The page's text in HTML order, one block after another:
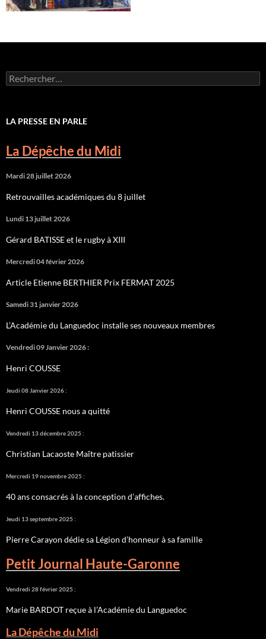
Rechercher :
LA PRESSE EN PARLE
La Dépêche du Midi
Mardi 28 juillet 2026
Retrouvailles académiques du 8 juillet
Lundi 13 juillet 2026
Gérard BATISSE et le rugby à XIII
Mercredi 04 février 2026
Article Etienne BERTHIER Prix FERMAT 2025
Samedi 31 janvier 2026
L’Académie du Languedoc installe ses nouveaux membres
Vendredi 09 Janvier 2026 :
Henri COUSSE
Jeudi 08 Janvier 2026 :
Henri COUSSE nous a quitté
Vendredi 13 décembre 2025 :
Christian Lacaoste Maître patissier
Mercredi 19 novembre 2025 :
40 ans consacrés à la conception d’affiches.
Jeudi 13 septembre 2025 :
Pierre Carayon dédie sa Légion d’honneur à sa famille
Petit Journal Haute-Garonne
Vendredi 28 février 2025 :
Marie BARDOT reçue à l’Académie du Languedoc
La Dépêche du Midi